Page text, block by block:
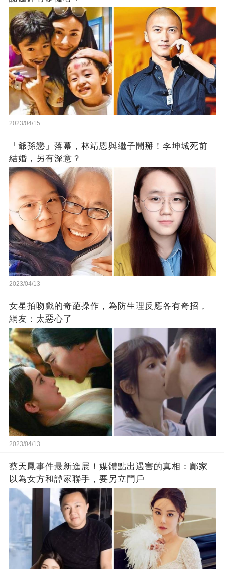
2023/04/15
「爺孫戀」落幕，林靖恩與繼子鬧掰！李坤城死前
結婚，另有深意？
2023/04/13
女星拍吻戲的奇葩操作，為防生理反應各有奇招，
網友：太惡心了
2023/04/13
蔡天鳳事件最新進展！媒體點出遇害的真相：鄺家
以為女方和譚家聯手，要另立門戶